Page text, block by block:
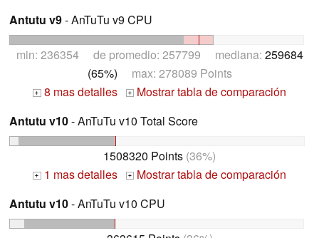
Antutu v9- AnTuTu v9 CPU
min: 236354 de promedio: 257799 mediana: 259684
(65%) max: 278089 Points
+ 8 mas detalles +
Mostrar tabla de comparación
Antutu v10- AnTuTu v10 Total Score
1508320 Points (36%)
+ 1 mas detalles +
Mostrar tabla de comparación
Antutu v10- AnTuTu v10 CPU